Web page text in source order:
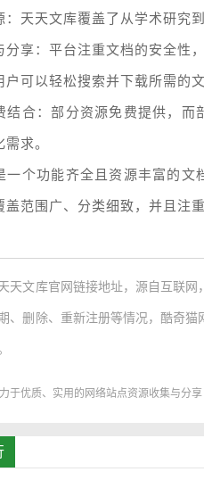
：天天文库覆盖了从学术研究
分享：平台注重文档的安全性
户可以轻松搜索并下载所需的
结合：部分资源免费提供，
求。
一个功能齐全且资源丰富的
盖范围广、分类细致，并且注
天文库官网链接地址，源自互联网
、删除、重新注册等情况，酷奇
于优质、实用的网络站点资源收集与分享